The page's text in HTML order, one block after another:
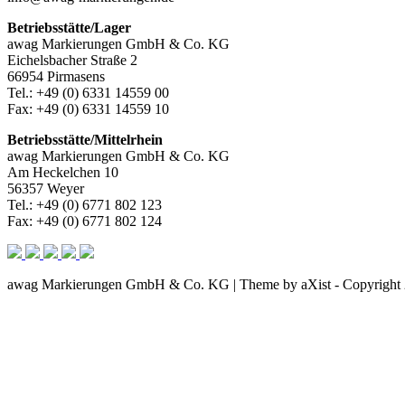
Betriebsstätte/Lager
awag Markierungen GmbH & Co. KG
Eichelsbacher Straße 2
66954 Pirmasens
Tel.: +49 (0) 6331 14559 00
Fax: +49 (0) 6331 14559 10
Betriebsstätte/Mittelrhein
awag Markierungen GmbH & Co. KG
Am Heckelchen 10
56357 Weyer
Tel.: +49 (0) 6771 802 123
Fax: +49 (0) 6771 802 124
awag Markierungen GmbH & Co. KG | Theme by aXist - Copyright